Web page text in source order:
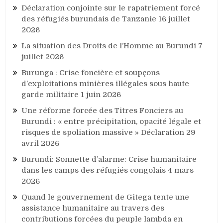
Déclaration conjointe sur le rapatriement forcé
des réfugiés burundais de Tanzanie 16 juillet
2026
La situation des Droits de l’Homme au Burundi 7
juillet 2026
Burunga : Crise foncière et soupçons
d’exploitations minières illégales sous haute
garde militaire 1 juin 2026
Une réforme forcée des Titres Fonciers au
Burundi : « entre précipitation, opacité légale et
risques de spoliation massive » Déclaration 29
avril 2026
Burundi: Sonnette d’alarme: Crise humanitaire
dans les camps des réfugiés congolais 4 mars
2026
Quand le gouvernement de Gitega tente une
assistance humanitaire au travers des
contributions forcées du peuple lambda en